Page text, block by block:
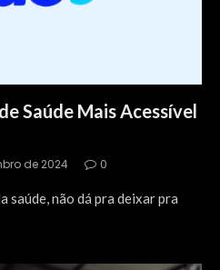
Saúde Mais Acessível
de 2024 0
saúde, não dá pra deixar pra